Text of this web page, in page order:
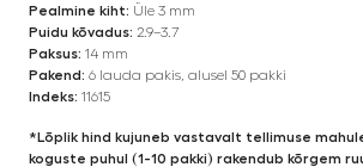
Pealmine kiht: Üle 3 mm
Puidu kõvadus: 2.9–3.7
Paksus: 14 mm
Pakend: 6 lauda pakis, alusel 50 pakki
Indeks: 11615
*Lõplik hind kujuneb vastavalt tellimuse
koguste puhul (1-10 pakki) rakendub kõrgem